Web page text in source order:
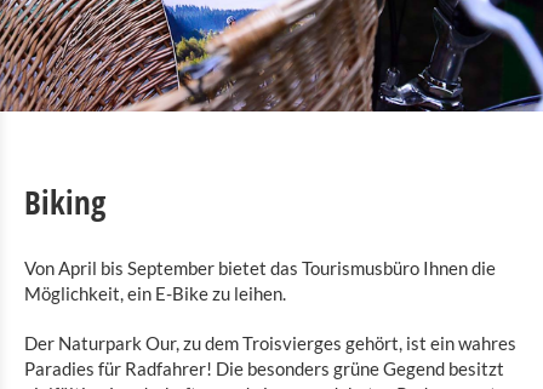
Biking
Von April bis September bietet das Tourismusbüro Ihnen die
Möglichkeit, ein E-Bike zu leihen.
Der Naturpark Our, zu dem Troisvierges gehört, ist ein wahres
Paradies für Radfahrer! Die besonders grüne Gegend besitzt